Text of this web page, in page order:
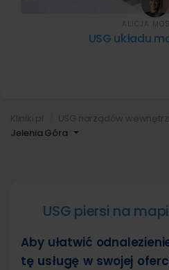
Jelenia Góra
USG układu
ALICJA
USG piersi na
Aby ułatwić
tę usługę w swojej